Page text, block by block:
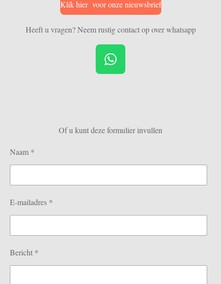
Klik hier voor onze nieuwsbrief
Heeft u vragen? Neem rustig contact op over whatsapp
W
h
A
p
Of u kunt deze formulier invullen
Naam *
E-mailadres *
Bericht *